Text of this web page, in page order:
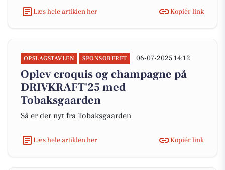
Læs hele artiklen her Kopiér link
OPSLAGSTAVLEN SPONSORERET 06-07-2025 14:12
Oplev croquis og champagne på
DRIVKRAFT'25 med
Tobaksgaarden
Så er der nyt fra Tobaksgaarden
Læs hele artiklen her Kopiér link